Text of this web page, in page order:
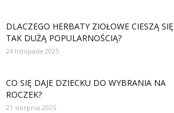
DLACZEGO HERBATY ZIOŁOWE CIESZĄ SIĘ
TAK DUŻĄ POPULARNOŚCIĄ?
24 listopada 2025
CO SIĘ DAJE DZIECKU DO WYBRANIA NA
ROCZEK?
21 sierpnia 2025